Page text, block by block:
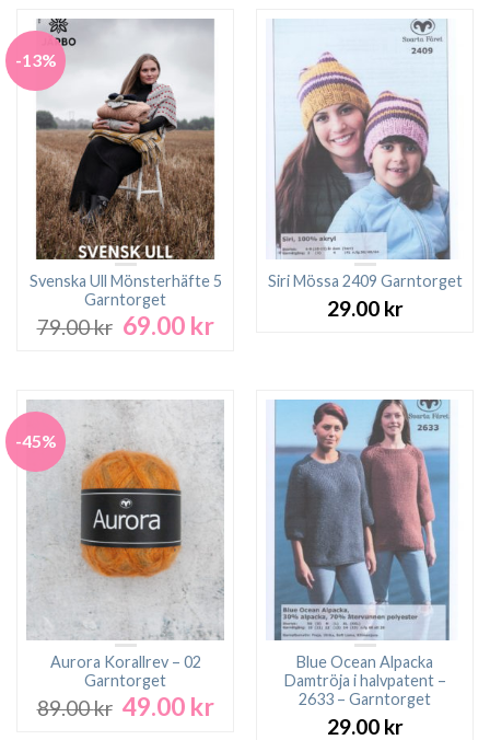
-13%
Svenska Ull Mönsterhäfte 5
Garntorget
79.00kr Det
79.00 kr.
69.00 krDet
69.00 kr.
Siri Mössa 2409 Garntorget
29.00 kr
-45%
Aurora Korallrev – 02
Garntorget
89.00kr Det
49.00 krDet
Blue Ocean Alpacka
Damtröja i halvpatent –
2633 – Garntorget
29.00 kr